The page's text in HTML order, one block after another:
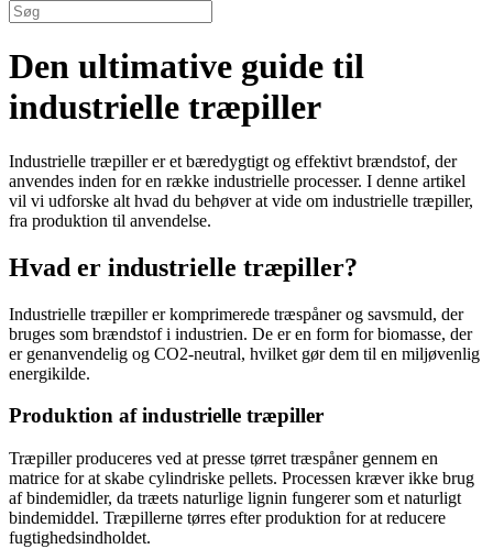
Den ultimative guide til
industrielle træpiller
Industrielle træpiller er et bæredygtigt og effektivt brændstof, der
anvendes inden for en række industrielle processer. I denne artikel
vil vi udforske alt hvad du behøver at vide om industrielle træpiller,
fra produktion til anvendelse.
Hvad er industrielle træpiller?
Industrielle træpiller er komprimerede træspåner og savsmuld, der
bruges som brændstof i industrien. De er en form for biomasse, der
er genanvendelig og CO2-neutral, hvilket gør dem til en miljøvenlig
energikilde.
Produktion af industrielle træpiller
Træpiller produceres ved at presse tørret træspåner gennem en
matrice for at skabe cylindriske pellets. Processen kræver ikke brug
af bindemidler, da træets naturlige lignin fungerer som et naturligt
bindemiddel. Træpillerne tørres efter produktion for at reducere
fugtighedsindholdet.